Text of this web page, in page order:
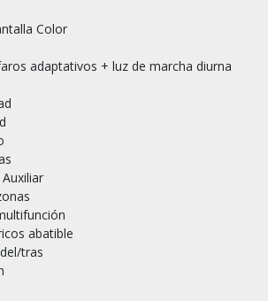
Color
adaptativos + luz de marcha diurna
abatible
tras